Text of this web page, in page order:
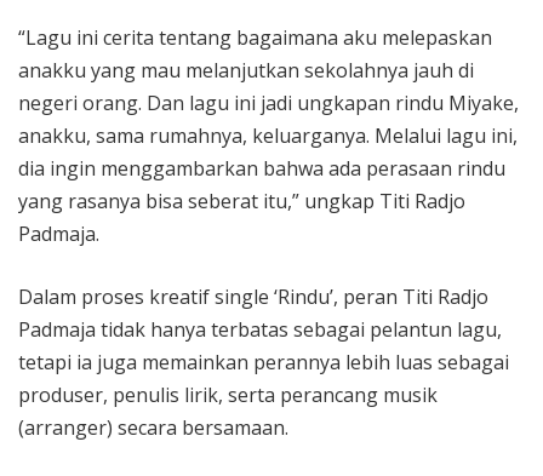
“Lagu ini cerita tentang bagaimana aku melepaskan
anakku yang mau melanjutkan sekolahnya jauh di
negeri orang. Dan lagu ini jadi ungkapan rindu Miyake,
anakku, sama rumahnya, keluarganya. Melalui lagu ini,
dia ingin menggambarkan bahwa ada perasaan rindu
yang rasanya bisa seberat itu,” ungkap Titi Radjo
Padmaja.
Dalam proses kreatif single ‘Rindu’, peran Titi Radjo
Padmaja tidak hanya terbatas sebagai pelantun lagu,
tetapi ia juga memainkan perannya lebih luas sebagai
produser, penulis lirik, serta perancang musik
(arranger) secara bersamaan.